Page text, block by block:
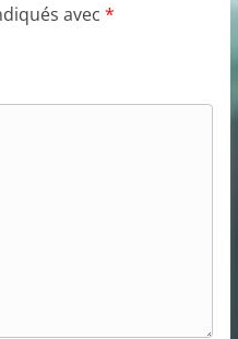
avec *